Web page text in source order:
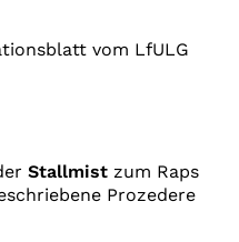
vom LfULG
Stallmist zum Raps
Prozedere